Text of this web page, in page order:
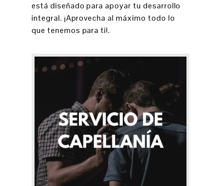
está diseñado para apoyar tu desarrollo
integral. ¡Aprovecha al máximo todo lo
que tenemos para ti!.